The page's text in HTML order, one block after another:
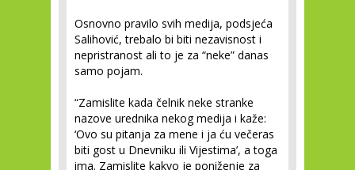
Osnovno pravilo svih medija, podsjeća
Salihović, trebalo bi biti nezavisnost i
nepristranost ali to je za “neke” danas
samo pojam.
“Zamislite kada čelnik neke stranke
nazove urednika nekog medija i kaže:
‘Ovo su pitanja za mene i ja ću večeras
biti gost u Dnevniku ili Vijestima’, a toga
ima. Zamislite kakvo je poniženje za